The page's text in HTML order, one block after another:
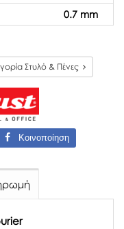
0.7 mm
Στυλό & Πένες
Κοινοποίηση